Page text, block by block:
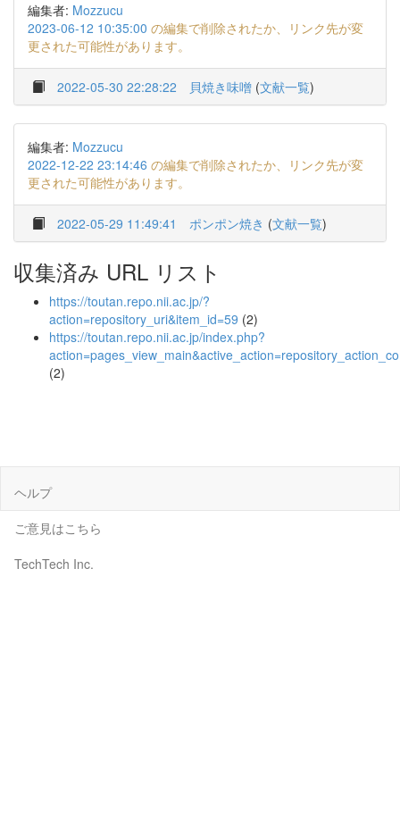
編集者: Mozzucu
2023-06-12 10:35:00 の編集で削除されたか、リンク先が変
更された可能性があります。
2022-05-30 22:28:22 貝焼き味噌 (文献一覧)
編集者: Mozzucu
2022-12-22 23:14:46 の編集で削除されたか、リンク先が変
更された可能性があります。
2022-05-29 11:49:41 ポンポン焼き (文献一覧)
収集済み URL リスト
https://toutan.repo.nii.ac.jp/?
action=repository_uri&item_id=59 (2)
https://toutan.repo.nii.ac.jp/index.php?
(2)
ヘルプ
ご意見はこちら
TechTech Inc.